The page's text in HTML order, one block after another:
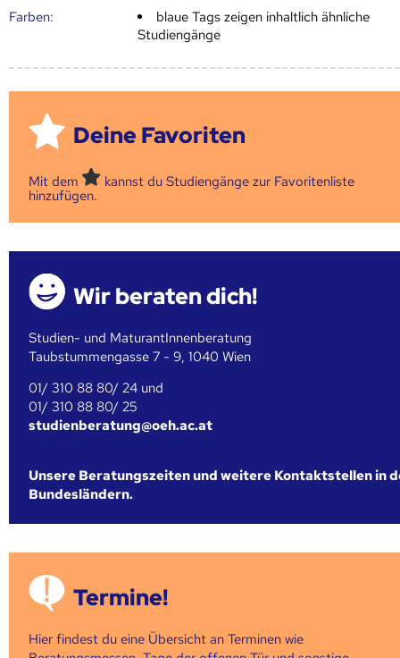
Farben:
blaue Tags zeigen inhaltlich ähnliche
Studiengänge
Deine Favoriten
Mit dem
kannst du Studiengänge zur Favoritenliste
hinzufügen.
Wir beraten dich!
Studien- und MaturantInnenberatung
Taubstummengasse 7 - 9, 1040 Wien
01/ 310 88 80/ 24 und
01/ 310 88 80/ 25
studienberatung@oeh.ac.at
Unsere Beratungszeiten und weitere Kontaktstellen in
Bundesländern.
Termine!
Hier findest du eine Übersicht an Terminen wie